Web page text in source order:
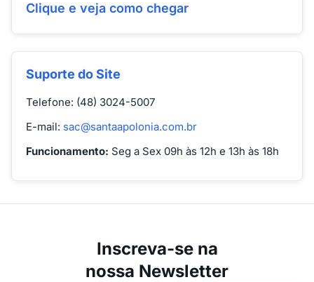
Clique e veja como chegar
Suporte do Site
Telefone: (48) 3024-5007
E-mail: sac@santaapolonia.com.br
Funcionamento: Seg a Sex 09h às 12h e 13h às 18h
Inscreva-se na
nossa Newsletter